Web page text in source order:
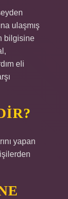
ulaşmış
bilgisine
eli
yapan